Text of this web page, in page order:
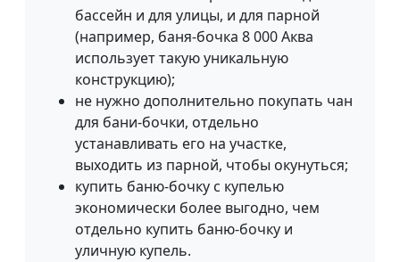
бассейн и для улицы, и для парной
(например, баня-бочка 8 000 Аква
использует такую уникальную
конструкцию);
не нужно дополнительно покупать чан
для бани-бочки, отдельно
устанавливать его на участке,
выходить из парной, чтобы окунуться;
купить баню-бочку с купелью
экономически более выгодно, чем
отдельно купить баню-бочку и
уличную купель.